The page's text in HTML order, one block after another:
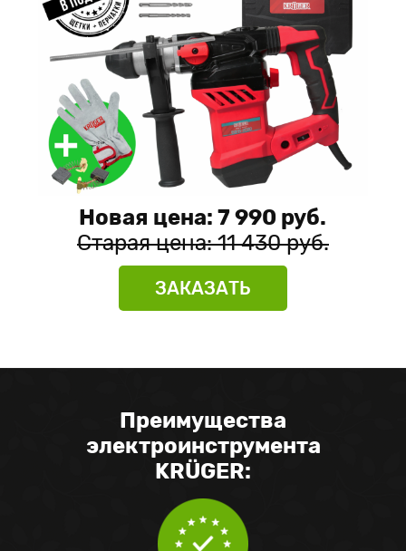
Новая цена: 7 990 руб.
Старая цена: 11 430 руб.
ЗАКАЗАТЬ
Преимущества
электроинструмента
KRÜGER: